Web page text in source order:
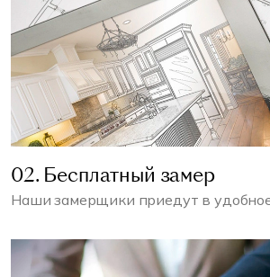
02. Бесплатный замер
Наши замерщики приедут в